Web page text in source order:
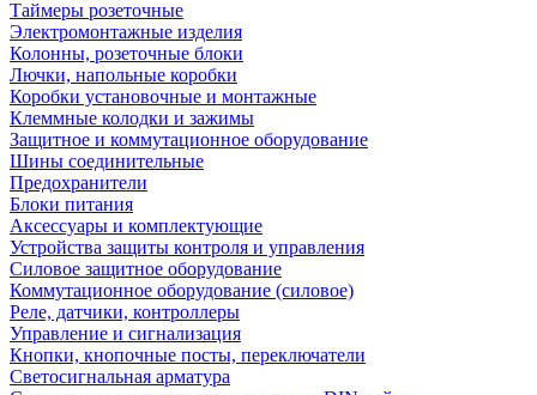
Таймеры розеточные
Электромонтажные изделия
Колонны, розеточные блоки
Лючки, напольные коробки
Коробки установочные и монтажные
Клеммные колодки и зажимы
Защитное и коммутационное оборудование
Шины соединительные
Предохранители
Блоки питания
Аксессуары и комплектующие
Устройства защиты контроля и управления
Силовое защитное оборудование
Коммутационное оборудование (силовое)
Реле, датчики, контроллеры
Управление и сигнализация
Кнопки, кнопочные посты, переключатели
Светосигнальная арматура